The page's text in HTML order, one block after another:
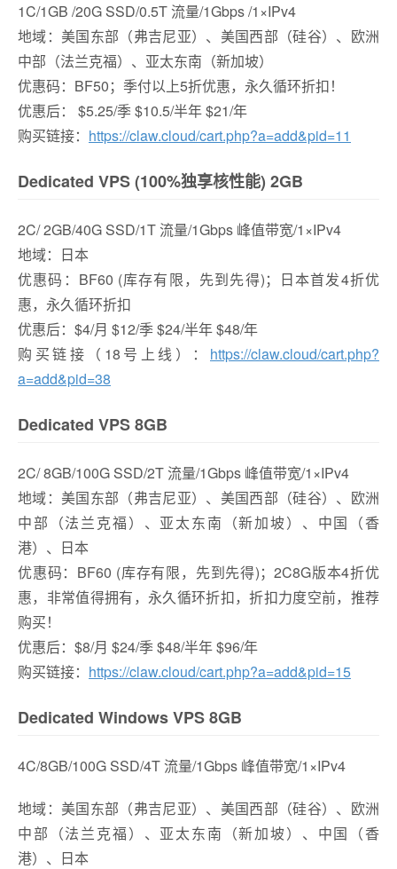
1C/1GB /20G SSD/0.5T 流量/1Gbps /1×IPv4
地域：美国东部（弗吉尼亚）、美国西部（硅谷）、欧洲
中部（法兰克福）、亚太东南（新加坡）
优惠码：BF50；季付以上5折优惠，永久循环折扣！
优惠后： $5.25/季 $10.5/半年 $21/年
购买链接： https://claw.cloud/cart.php?a=add&pid=11
Dedicated VPS (100%独享核性能) 2GB
2C/ 2GB/40G SSD/1T 流量/1Gbps 峰值带宽/1×IPv4
地域：日本
优惠码：BF60 (库存有限，先到先得)；日本首发4折优
惠，永久循环折扣
优惠后：$4/月 $12/季 $24/半年 $48/年
购买链接（18号上线）： https://claw.cloud/cart.php?
a=add&pid=38
Dedicated VPS 8GB
2C/ 8GB/100G SSD/2T 流量/1Gbps 峰值带宽/1×IPv4
地域：美国东部（弗吉尼亚）、美国西部（硅谷）、欧洲
中部（法兰克福）、亚太东南（新加坡）、中国（香
港）、日本
优惠码：BF60 (库存有限，先到先得)；2C8G版本4折优
惠，非常值得拥有，永久循环折扣，折扣力度空前，推荐
购买！
优惠后：$8/月 $24/季 $48/半年 $96/年
购买链接： https://claw.cloud/cart.php?a=add&pid=15
Dedicated Windows VPS 8GB
4C/8GB/100G SSD/4T 流量/1Gbps 峰值带宽/1×IPv4
地域：美国东部（弗吉尼亚）、美国西部（硅谷）、欧洲
中部（法兰克福）、亚太东南（新加坡）、中国（香
港）、日本